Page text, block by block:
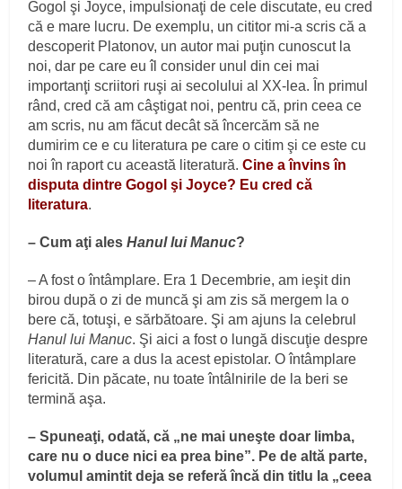
Gogol şi Joyce, impulsionaţi de cele discutate, eu cred
că e mare lucru. De exemplu, un cititor mi-a scris că a
descoperit Platonov, un autor mai puţin cunoscut la
noi, dar pe care eu îl consider unul din cei mai
importanţi scriitori ruşi ai secolului al XX-lea. În primul
rând, cred că am câştigat noi, pentru că, prin ceea ce
am scris, nu am făcut decât să încercăm să ne
dumirim ce e cu literatura pe care o citim şi ce este cu
noi în raport cu această literatură.Cine a învins în
disputa dintre Gogol şi Joyce? Eu cred că
literatura.
– Cum aţi alesHanul lui Manuc?
– A fost o întâmplare. Era 1 Decembrie, am ieşit din
birou după o zi de muncă şi am zis să mergem la o
bere că, totuşi, e sărbătoare. Şi am ajuns la celebrul
Hanul lui Manuc. Şi aici a fost o lungă discuţie despre
literatură, care a dus la acest epistolar. O întâmplare
fericită. Din păcate, nu toate întâlnirile de la beri se
termină aşa.
– Spuneaţi, odată, că „ne mai uneşte doar limba,
care nu o duce nici ea prea bine”. Pe de altă parte,
volumul amintit deja se referă încă din titlu la „ceea